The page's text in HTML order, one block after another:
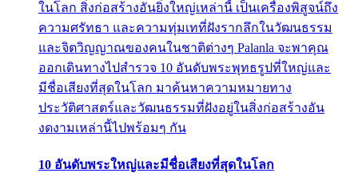
ในโลก สิ่งก่อสร้างอันยิ่งใหญ่เหล่านี้ เป็นเครื่องพิสูจน์ถึง
ความศรัทธา และความทุ่มเทที่ฝังรากลึกในวัฒนธรรม
และจิตวิญญาณของคนในชาติต่างๆ Palanla จะพาคุณ
ออกเดินทางไปสำรวจ 10 อันดับพระพุทธรูปที่ใหญ่และ
มีชื่อเสียงที่สุดในโลก มาค้นหาความหมายทาง
ประวัติศาสตร์และวัฒนธรรมที่ฝังอยู่ในสิ่งก่อสร้างอัน
งดงามเหล่านี้ไปพร้อมๆ กัน
10 อันดับพระใหญ่และมีชื่อเสียงที่สุดในโลก